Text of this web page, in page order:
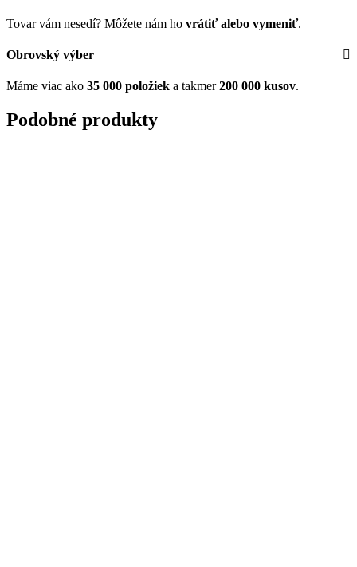
Tovar vám nesedí? Môžete nám ho vrátiť alebo vymeniť.
Obrovský výber
Máme viac ako 35 000 položiek a takmer200 000 kusov.
Podobné produkty